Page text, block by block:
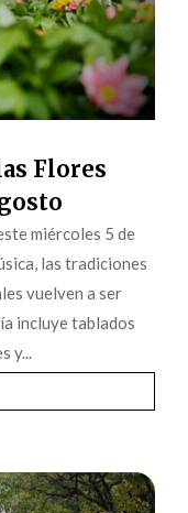
Flores
miércoles 5 de
las tradiciones
vuelven a ser
incluye tablados
y...